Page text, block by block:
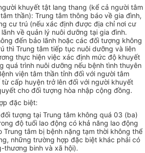
khuyết tật lang thang (kể cả người tâm
thần): Trung tâm thông báo về gia đình,
cư trú (nếu xác định được địa chỉ nơi cư
về quản lý nuôi dưỡng tại gia đình.
đến bảo lãnh hoặc các đối tượng không
thì Trung tâm tiếp tục nuôi dưỡng và liên
thực hiện việc xác định mức độ khuyết
quá trình nuôi dưỡng nếu bệnh tình thuyên
viện tâm thần tỉnh đối với người tâm
cấp huyện trở lên đối với người khuyết
cho đối tượng hòa nhập cộng đồng.
đặc biệt:
tượng tại Trung tâm không quá 03 (ba)
độ tuổi lao động có khả năng lao động
Trung tâm bị bệnh nặng tạm thời không thể
những trường hợp đặc biệt khác phải có
thương binh và xã hội).